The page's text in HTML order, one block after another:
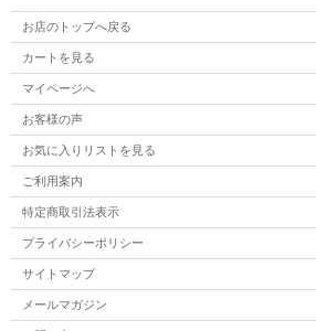
お店のトップへ戻る
カートを見る
マイページへ
お客様の声
お気に入りリストを見る
ご利用案内
特定商取引法表示
プライバシーポリシー
サイトマップ
メールマガジン